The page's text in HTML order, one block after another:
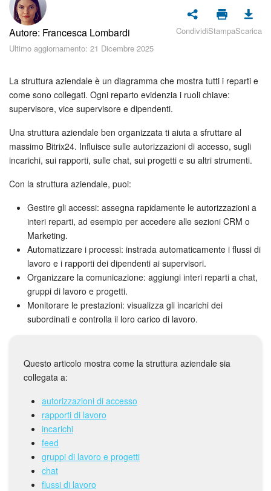
Piani e pagamento
Sicurezza in Bitrix24
CoPilot: IA in Bitrix24
Messenger
Collab
Calendario
Bitrix24 Drive
Webmail
Gruppi di lavoro
Progetti IA
Prenotazione online
Contact Center
Sales Center
Autore: Francesca Lombardi
Ultimo aggiornamento: 21 Dicembre 2025
CondividiStampaScarica
La struttura aziendale è un diagramma che mostra tutti i reparti e
come sono collegati. Ogni reparto evidenzia i ruoli chiave:
supervisore, vice supervisore e dipendenti.
Una struttura aziendale ben organizzata ti aiuta a sfruttare al
massimo Bitrix24. Influisce sulle autorizzazioni di accesso, sugli
incarichi, sui rapporti, sulle chat, sui progetti e su altri strumenti.
Con la struttura aziendale, puoi:
Gestire gli accessi: assegna rapidamente le autorizzazioni a
interi reparti, ad esempio per accedere alle sezioni CRM o
Marketing.
Automatizzare i processi: instrada automaticamente i flussi di
lavoro e i rapporti dei dipendenti ai supervisori.
Organizzare la comunicazione: aggiungi interi reparti a chat,
gruppi di lavoro e progetti.
Monitorare le prestazioni: visualizza gli incarichi dei
subordinati e controlla il loro carico di lavoro.
Questo articolo mostra come la struttura aziendale sia
collegata a:
autorizzazioni di accesso
rapporti di lavoro
incarichi
feed
gruppi di lavoro e progetti
chat
flussi di lavoro